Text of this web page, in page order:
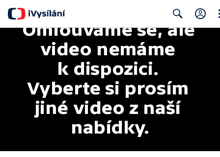
Search
Omlouváme se, ale
video nemáme
k dispozici.
Vyberte si prosím
jiné video z naší
nabídky.